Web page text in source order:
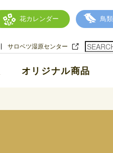
花カレンダー 鳥
サロベツ湿原センター
オリジナル商品